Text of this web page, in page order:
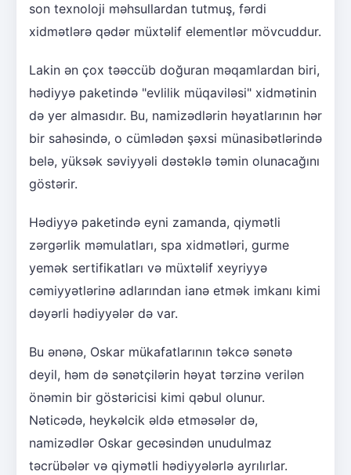
son texnoloji məhsullardan tutmuş, fərdi
xidmətlərə qədər müxtəlif elementlər mövcuddur.
Lakin ən çox təəccüb doğuran məqamlardan biri,
hədiyyə paketində "evlilik müqaviləsi" xidmətinin
də yer almasıdır. Bu, namizədlərin həyatlarının hər
bir sahəsində, o cümlədən şəxsi münasibətlərində
belə, yüksək səviyyəli dəstəklə təmin olunacağını
göstərir.
Hədiyyə paketində eyni zamanda, qiymətli
zərgərlik məmulatları, spa xidmətləri, gurme
yemək sertifikatları və müxtəlif xeyriyyə
cəmiyyətlərinə adlarından ianə etmək imkanı kimi
dəyərli hədiyyələr də var.
Bu ənənə, Oskar mükafatlarının təkcə sənətə
deyil, həm də sənətçilərin həyat tərzinə verilən
önəmin bir göstəricisi kimi qəbul olunur.
Nəticədə, heykəlcik əldə etməsələr də,
namizədlər Oskar gecəsindən unudulmaz
təcrübələr və qiymətli hədiyyələrlə ayrılırlar.